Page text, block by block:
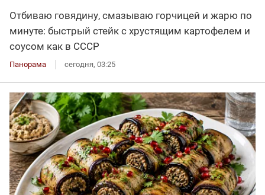
Отбиваю говядину, смазываю горчицей и жарю по
минуте: быстрый стейк с хрустящим картофелем и
соусом как в СССР
Панорама сегодня, 03:25